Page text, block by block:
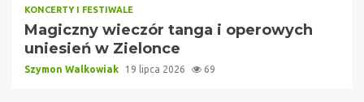
KONCERTY I FESTIWALE
Magiczny wieczór tanga i operowych
uniesień w Zielonce
Szymon Walkowiak 19 lipca 2026 69